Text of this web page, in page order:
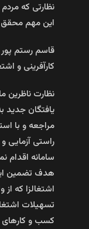
نظارتی که
این مهم
قاسم رستم
کارآفرینی و
نظارت ناظرین
یافتگان جدید
مراجعه و با
راستی آزمایی
سامانه اقدام
هدف تضمین
اشتغالزا که
تسهیلات
کسب و